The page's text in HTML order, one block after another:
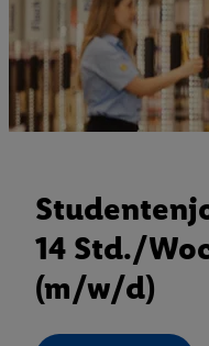
14 Std./
(m/w/d)